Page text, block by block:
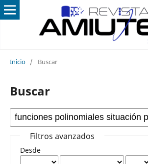
Inicio / Buscar
Buscar
Filtros avanzados
Desde